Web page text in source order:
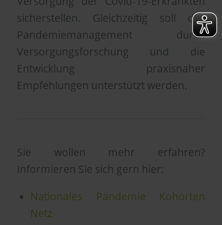
sicherstellen. Gleichzeitig soll das
Pandemiemanagement durch
Versorgungsforschung und die
Entwicklung praxisnaher
Empfehlungen unterstützt werden.
Sie wollen mehr erfahren?
Informieren Sie sich gern hier:
Nationales Pandemie Kohorten
Netz